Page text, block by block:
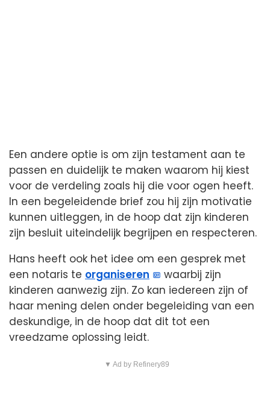
Een andere optie is om zijn testament aan te
passen en duidelijk te maken waarom hij kiest
voor de verdeling zoals hij die voor ogen heeft.
In een begeleidende brief zou hij zijn motivatie
kunnen uitleggen, in de hoop dat zijn kinderen
zijn besluit uiteindelijk begrijpen en respecteren.
Hans heeft ook het idee om een gesprek met
een notaris te organiseren
waarbij zijn
kinderen aanwezig zijn. Zo kan iedereen zijn of
haar mening delen onder begeleiding van een
deskundige, in de hoop dat dit tot een
vreedzame oplossing leidt.
▼ Ad by Refinery89